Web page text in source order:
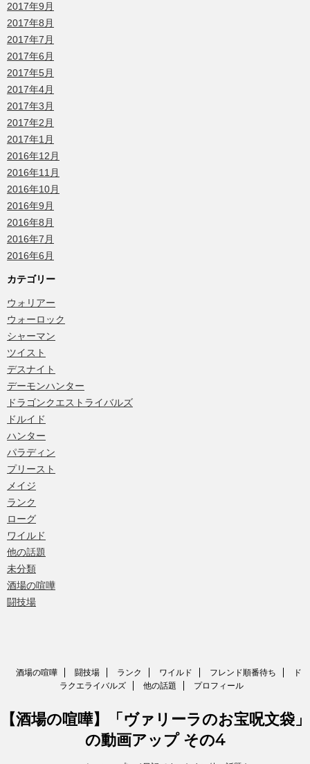
2017年9月
2017年8月
2017年7月
2017年6月
2017年5月
2017年4月
2017年3月
2017年2月
2017年1月
2016年12月
2016年11月
2016年10月
2016年9月
2016年8月
2016年7月
2016年6月
カテゴリー
ウォリアー
ウォーロック
シャーマン
ツイスト
デスナイト
デーモンハンター
ドラゴンクエストライバルズ
ドルイド
ハンター
パラディン
プリースト
メイジ
ランク
ローグ
ワイルド
他の話題
未分類
酒場の喧嘩
闘技場
酒場の喧嘩 闘技場 ランク ワイルド フレンド順番待ち
ド
ラクエライバルズ
他の話題 プロフィール
【酒場の喧嘩】「ヴァリーラのお宝呪文袋」
の動画アップ その4